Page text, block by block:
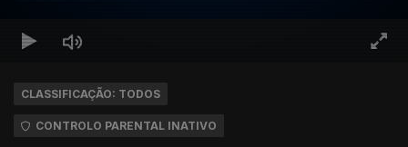
CLASSIFICAÇÃO: TODOS
CONTROLO PARENTAL INATIVO